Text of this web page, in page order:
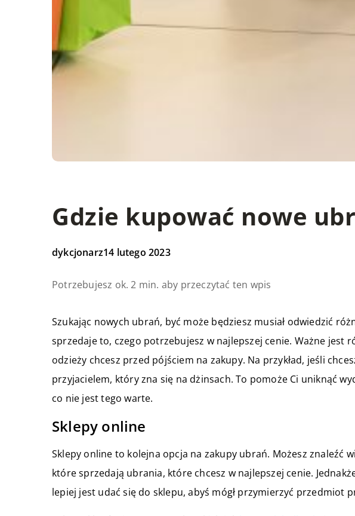
Gdzie kupować nowe
dykcjonarz14 lutego 2023
Potrzebujesz ok. 2 min. aby przeczytać ten wpis
Szukając nowych ubrań, być może będziesz musiał odwiedzić
sprzedaje to, czego potrzebujesz w najlepszej cenie. Ważne jest
odzieży chcesz przed pójściem na zakupy. Na przykład, jeśli
przyjacielem, który zna się na dżinsach. To pomoże Ci uniknąć
co nie jest tego warte.
Sklepy online
Sklepy online to kolejna opcja na zakupy ubrań. Możesz znaleźć
które sprzedają ubrania, które chcesz w najlepszej cenie.
lepiej jest udać się do sklepu, abyś mógł przymierzyć przedmiot